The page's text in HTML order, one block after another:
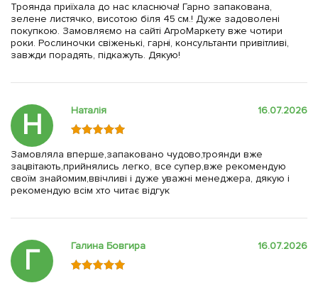
Троянда приїхала до нас класнюча! Гарно запакована,
зелене листячко, висотою біля 45 см.! Дуже задоволені
покупкою. Замовляємо на сайті АгроМаркету вже чотири
роки. Рослиночки свіженькі, гарні, консультанти привітливі,
завжди порадять, підкажуть. Дякую!
Н Наталія 16.07.2026
Замовляла вперше,запаковано чудово,троянди вже
зацвітають,прийнялись легко, все супер,вже рекомендую
своїм знайомим,ввічливі і дуже уважні менеджера, дякую і
рекомендую всім хто читає відгук
Г Галина Бовгира 16.07.2026